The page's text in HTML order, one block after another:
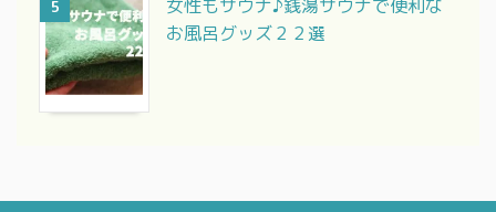
5
女性もサウナ♪銭湯サウナで便利な
お風呂グッズ２２選